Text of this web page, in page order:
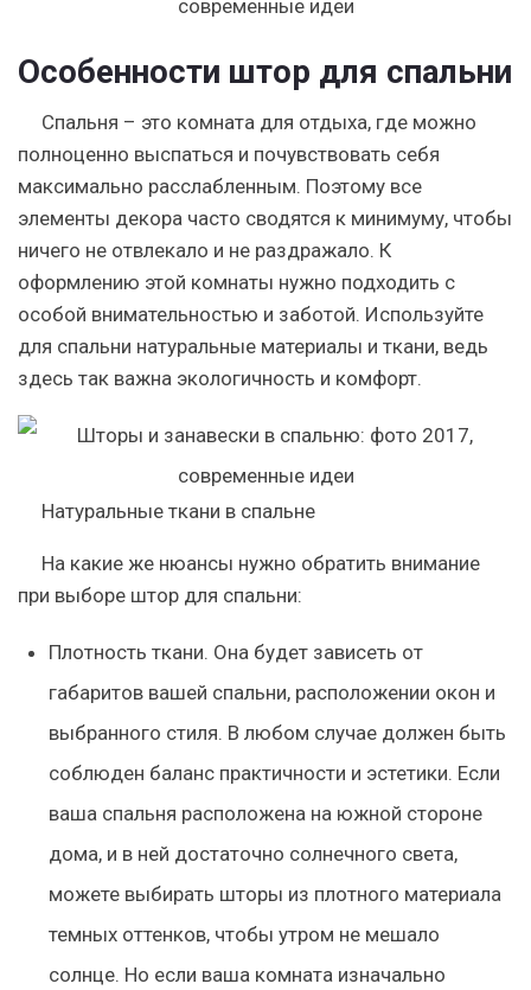
Особенности штор для спальни
Спальня – это комната для отдыха, где можно
полноценно выспаться и почувствовать себя
максимально расслабленным. Поэтому все
элементы декора часто сводятся к минимуму, чтобы
ничего не отвлекало и не раздражало. К
оформлению этой комнаты нужно подходить с
особой внимательностью и заботой. Используйте
для спальни натуральные материалы и ткани, ведь
здесь так важна экологичность и комфорт.
Натуральные ткани в спальне
На какие же нюансы нужно обратить внимание
при выборе штор для спальни:
Плотность ткани. Она будет зависеть от
габаритов вашей спальни, расположении окон и
выбранного стиля. В любом случае должен быть
соблюден баланс практичности и эстетики. Если
ваша спальня расположена на южной стороне
дома, и в ней достаточно солнечного света,
можете выбирать шторы из плотного материала
темных оттенков, чтобы утром не мешало
солнце. Но если ваша комната изначально